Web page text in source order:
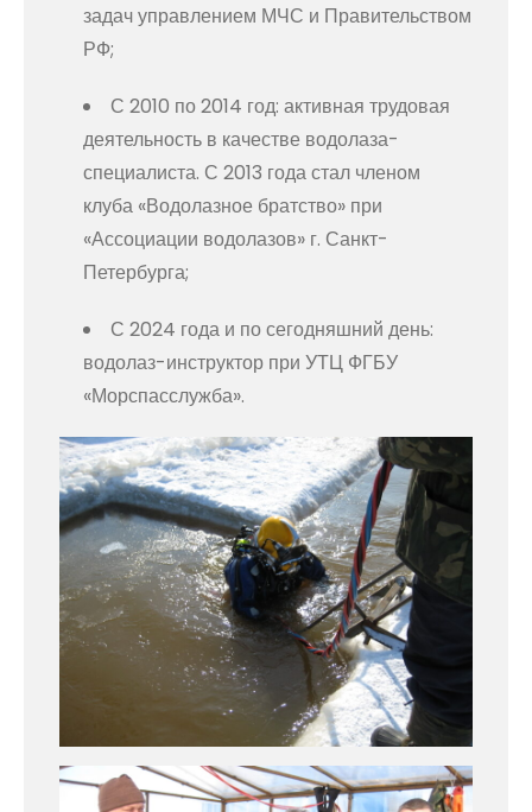
задач управлением МЧС и Правительством
РФ;
С 2010 по 2014 год: активная трудовая
деятельность в качестве водолаза-
специалиста. С 2013 года стал членом
клуба «Водолазное братство» при
«Ассоциации водолазов» г. Санкт-
Петербурга;
С 2024 года и по сегодняшний день:
водолаз-инструктор при УТЦ ФГБУ
«Морспасслужба».